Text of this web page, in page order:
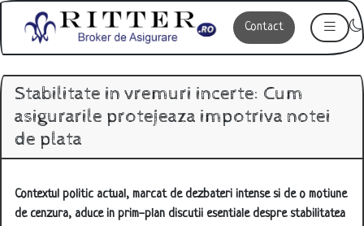
Contact
Stabilitate in vremuri incerte: Cum
asigurarile protejeaza impotriva notei
de plata
Contextul politic actual, marcat de dezbateri intense si de o motiune
de cenzura, aduce in prim-plan discutii esentiale despre stabilitatea